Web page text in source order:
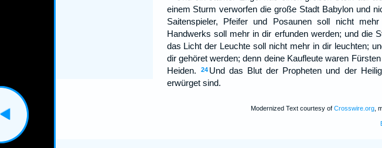
einem Sturm verworfen die große Stadt Babylon und
Saitenspieler, Pfeifer und Posaunen soll nicht
Handwerks soll mehr in dir erfunden werden; und die
das Licht der Leuchte soll nicht mehr in dir leuchten;
dir gehöret werden; denn deine Kaufleute waren
Heiden.
24 Und das Blut der Propheten und der
erwürget sind.
Modernized Text courtesy of Crosswire.org,